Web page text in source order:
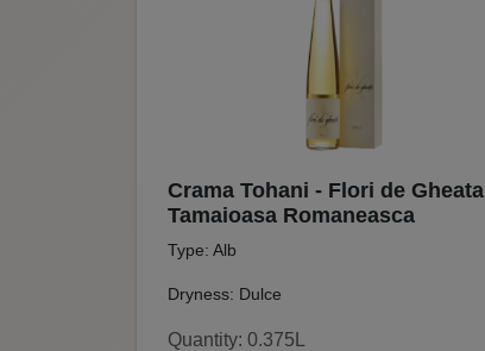
Crama Tohani - Flori de Gheata
Tamaioasa Romaneasca
Type: Alb
Dryness: Dulce
Quantity: 0.375L